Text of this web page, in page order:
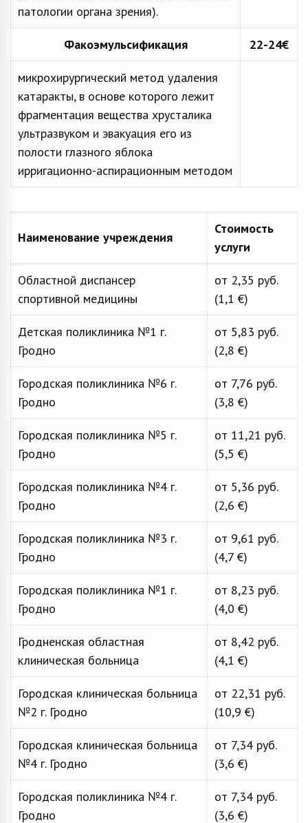
патологии органа зрения).
Факоэмульсификация 22-24€
микрохирургический метод удаления
катаракты, в основе которого лежит
фрагментация вещества хрусталика
ультразвуком и эвакуация его из
полости глазного яблока
ирригационно-аспирационным методом
Наименование учреждения
Стоимость
услуги
Областной диспансер
спортивной медицины
от 2,35 руб.
(1,1 €)
Детская поликлиника №1 г.
Гродно
от 5,83 руб.
(2,8 €)
Городская поликлиника №6 г.
Гродно
от 7,76 руб.
(3,8 €)
Городская поликлиника №5 г.
Гродно
от 11,21 руб.
(5,5 €)
Городская поликлиника №4 г.
Гродно
от 5,36 руб.
(2,6 €)
Городская поликлиника №3 г.
Гродно
от 9,61 руб.
(4,7 €)
Городская поликлиника №1 г.
Гродно
от 8,23 руб.
(4,0 €)
Гродненская областная
клиническая больница
от 8,42 руб.
(4,1 €)
Городская клиническая больница
№2 г. Гродно
от 22,31 руб.
(10,9 €)
Городская клиническая больница
№4 г. Гродно
от 7,34 руб.
(3,6 €)
Городская поликлиника №4 г.
Гродно
от 7,34 руб.
(3,6 €)